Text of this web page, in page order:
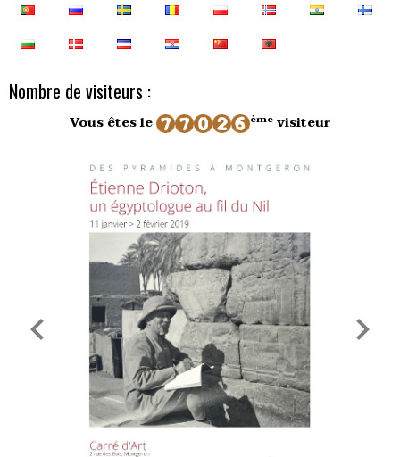
Nombre de visiteurs :
Vous êtes le èmevisiteur